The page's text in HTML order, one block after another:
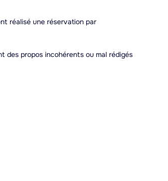
réalisé une réservation par
des propos incohérents ou mal rédigés